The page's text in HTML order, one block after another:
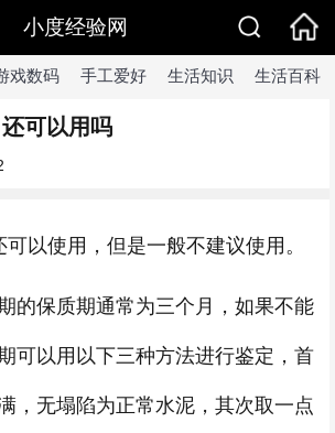
小度经验网
戏数码 手工爱好 生活知识 生活百科
可以用吗
以使用，但是一般不建议使用。
的保质期通常为三个月，如果不能
可以用以下三种方法进行鉴定，首
，无塌陷为正常水泥，其次取一点